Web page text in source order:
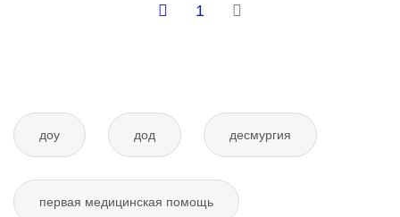
1
доу дод десмургия
первая медицинская помощь